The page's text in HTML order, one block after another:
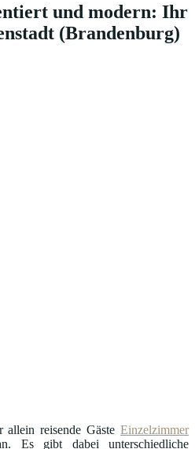
und modern: Ihr
(Brandenburg)
reisende Gäste Einzelzimmer
Es gibt dabei unterschiedliche